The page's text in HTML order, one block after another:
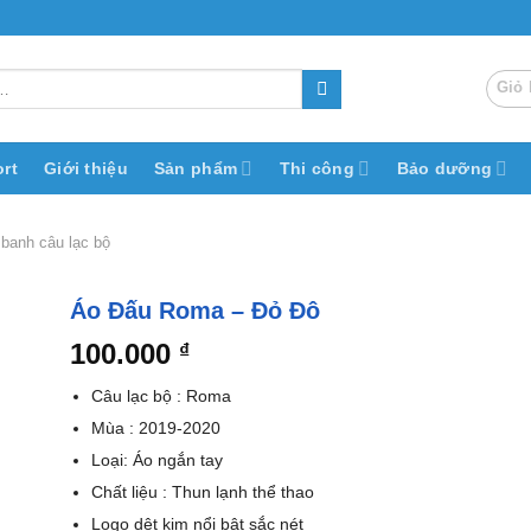
Giỏ
Giới thiệu Sản phẩm Thi công Bảo dưỡng
câu lạc bộ
Áo Đấu Roma – Đỏ Đô
100.000 ₫
Câu lạc bộ : Roma
Mùa : 2019-2020
Loại: Áo ngắn tay
Chất liệu : Thun lạnh thể thao
Logo dệt kim nổi bật sắc nét